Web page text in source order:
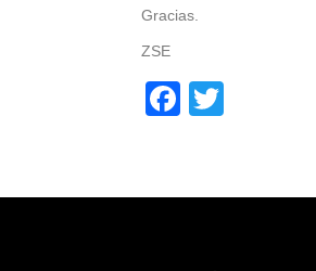
Gracias.
ZSE
Facebook